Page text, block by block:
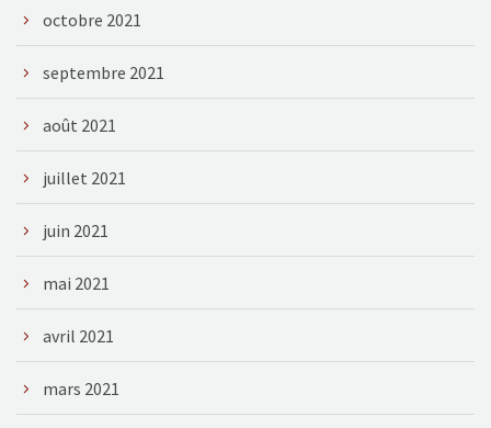
octobre 2021
septembre 2021
août 2021
juillet 2021
juin 2021
mai 2021
avril 2021
mars 2021